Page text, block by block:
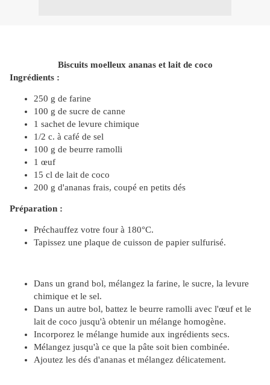
Biscuits moelleux ananas et lait de coco
Ingrédients :
250 g de farine
100 g de sucre de canne
1 sachet de levure chimique
1/2 c. à café de sel
100 g de beurre ramolli
1 œuf
15 cl de lait de coco
200 g d'ananas frais, coupé en petits dés
Préparation :
Préchauffez votre four à 180°C.
Tapissez une plaque de cuisson de papier sulfurisé.
Dans un grand bol, mélangez la farine, le sucre, la levure
chimique et le sel.
Dans un autre bol, battez le beurre ramolli avec l'œuf et le
lait de coco jusqu'à obtenir un mélange homogène.
Incorporez le mélange humide aux ingrédients secs.
Mélangez jusqu'à ce que la pâte soit bien combinée.
Ajoutez les dés d'ananas et mélangez délicatement.